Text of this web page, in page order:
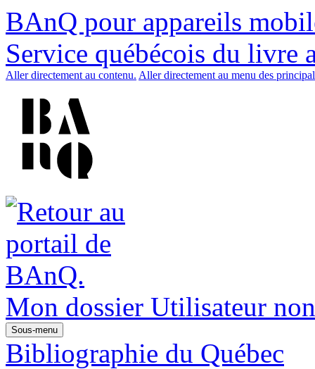
BAnQ pour appareils
Service québécois du livre
Aller directement au contenu. Aller directement au menu des
Mon dossier Utilisateur
Sous-menu
Bibliographie du Québec